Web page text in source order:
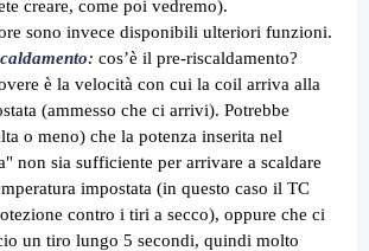
creare, come poi vedremo).
sono invece disponibili ulteriori funzioni.
: cos’è il pre-riscaldamento?
è la velocità con cui la coil arriva alla
(ammesso che ci arrivi). Potrebbe
o meno) che la potenza inserita nel
non sia sufficiente per arrivare a scaldare
impostata (in questo caso il TC
contro i tiri a secco), oppure che ci
un tiro lungo 5 secondi, quindi molto